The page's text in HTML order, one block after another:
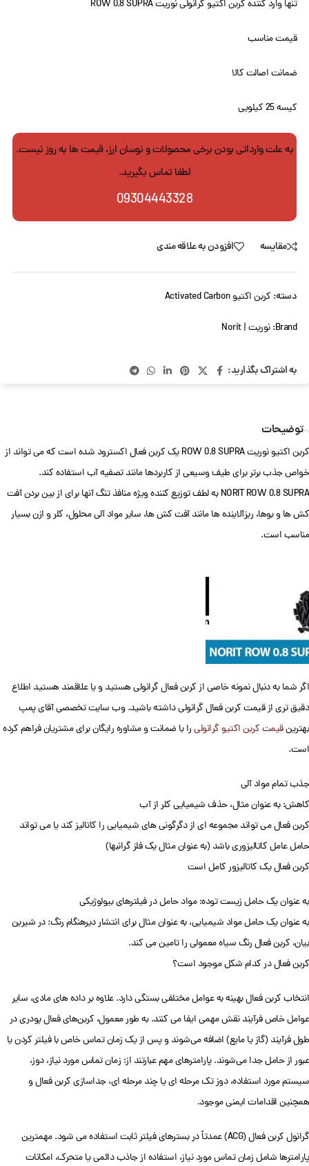
تنها وارد کننده کربن اکتیو گرانولی نوریت ROW 0,8 SUPRA
قیمت مناسب
ضمانت اصالت کالا
کیسه 25 کیلویی
به علت وارداتی بودن برخی محصولات و نوسان ارز، قیمت ها به روز نیست.
لطفا تماس بگیرید.
09304443328
مقایسه افزودن به علاقه مندی
دسته: کربن اکتیو Activated Carbon
Brand: نوریت | Norit
به اشتراک بگذارید:
توضیحات
کربن اکتیو نوریت ROW 0.8 SUPRA یک کربن فعال اکسترود شده است که می تواند از
خواص جذب برتر برای طیف وسیعی از کاربردها مانند تصفیه آب استفاده کند.
NORIT ROW 0.8 SUPRA به لطف توزیع کننده ویژه منافذ تنگ آنها برای از بین بردن آفت
کش ها و بوها، ریزآلاینده ها مانند آفت کش ها، سایر مواد آلی محلول، کلر و ازن بسیار
مناسب است.
اگر شما به دنبال نمونه خاصی از کربن فعال گرانولی هستید و یا علاقمند هستید اطلاع
دقیق تری از قیمت کربن فعال گرانولی داشته باشید. وب سایت تخصصی آقای پمپ
بهترینقیمت کربن اکتیو گرانولیرا با ضمانت و مشاوره رایگان برای مشتریان فراهم کرده
است.
جذب تمام مواد آلی
کاهش: به عنوان مثال، حذف شیمیایی کلر از آب
کربن فعال می تواند مجموعه ای از دگرگونی های شیمیایی را کاتالیز کند یا می تواند
حامل عامل کاتالیزوری باشد (به عنوان مثال یک فلز گرانبها)
کربن فعال یک کاتالیزور کامل است
به عنوان یک حامل زیست توده: مواد حامل در فیلترهای بیولوژیکی
به عنوان یک حامل مواد شیمیایی، به عنوان مثال برای انتشار دیرهنگام رنگ: در شیرین
بیان، کربن فعال رنگ سیاه معمولی را تامین می کند.
کربن فعال در کدام شکل موجود است؟
انتخاب کربن فعال بهینه به عوامل مختلفی بستگی دارد. علاوه بر داده های مادی، سایر
عوامل خاص فرآیند نقش مهمی ایفا می کنند. به طور معمول، کربن‌های فعال پودری در
طول فرآیند (گاز یا مایع) اضافه می‌شوند و پس از یک زمان تماس خاص با فیلتر کردن یا
عبور از حامل جدا می‌شوند. پارامترهای مهم عبارتند از: زمان تماس مورد نیاز، دوز،
سیستم مورد استفاده، دوز تک مرحله ای یا چند مرحله ای، جداسازی کربن فعال و
همچنین اقدامات ایمنی موجود.
گرانول کربن فعال (ACG) عمدتاً در بسترهای فیلتر ثابت استفاده می شود. مهمترین
پارامترها شامل زمان تماس مورد نیاز، استفاده از جاذب دائمی یا متحرک، امکانات